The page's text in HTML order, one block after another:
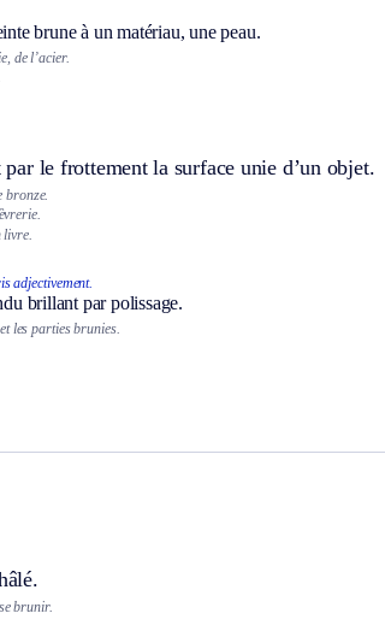
brune à un matériau, une peau.
de l’acier.
le frottement la surface unie d’un objet.
bronze.
livre.
adjectivement.
brillant par polissage.
les parties brunies.
brunir.